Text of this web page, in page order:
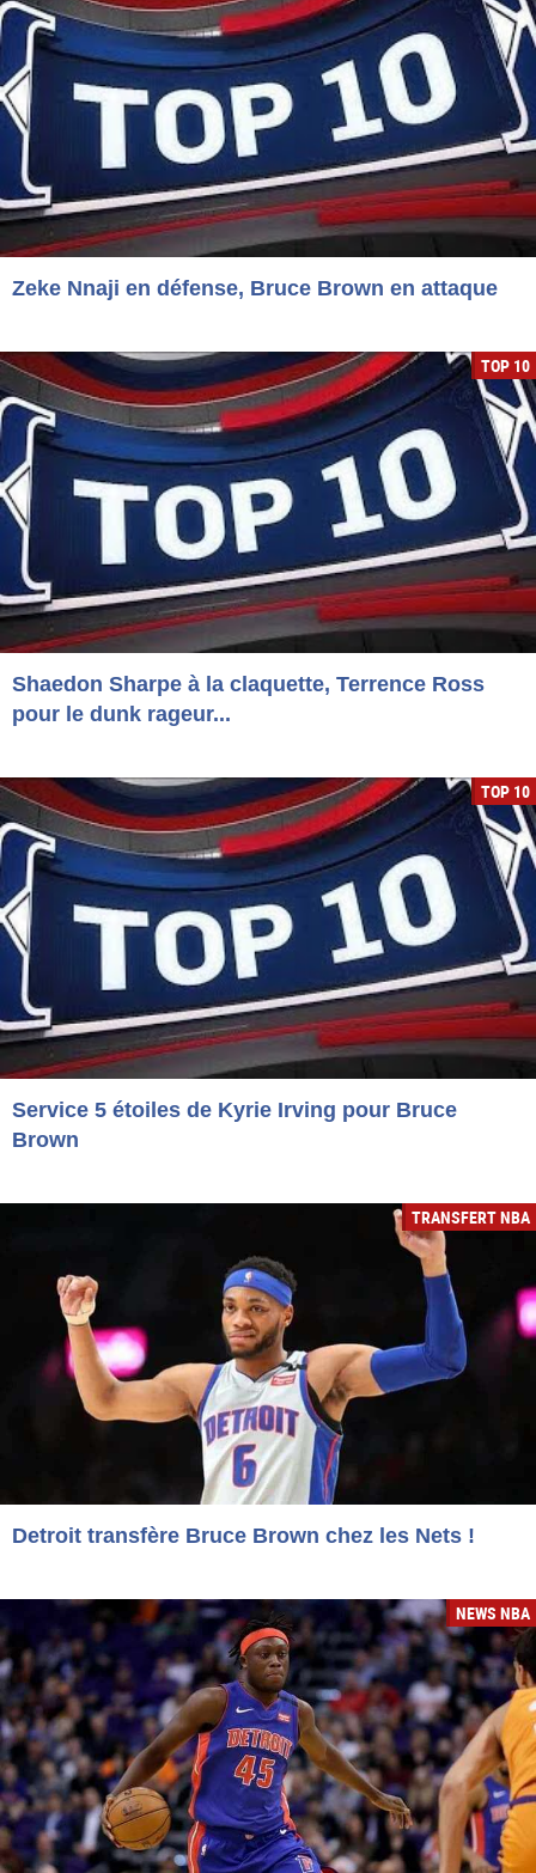
Zeke Nnaji en défense, Bruce Brown en attaque
TOP 10
Shaedon Sharpe à la claquette, Terrence Ross
pour le dunk rageur...
TOP 10
Service 5 étoiles de Kyrie Irving pour Bruce
Brown
TRANSFERT NBA
Detroit transfère Bruce Brown chez les Nets !
NEWS NBA